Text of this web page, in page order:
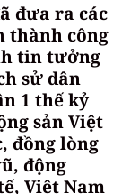
đưa ra các
thành công
tin tưởng
sử dân
1 thế kỷ
sản Việt
đồng lòng
động
Việt Nam